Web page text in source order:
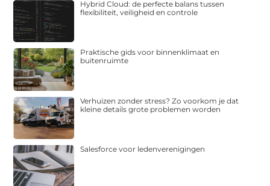
Hybrid Cloud: de perfecte balans tussen
flexibiliteit, veiligheid en controle
Praktische gids voor binnenklimaat en
buitenruimte
Verhuizen zonder stress? Zo voorkom je dat
kleine details grote problemen worden
Salesforce voor ledenverenigingen